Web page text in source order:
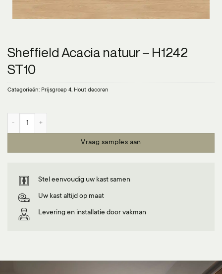
Sheffield Acacia natuur – H1242
ST10
Categorieën: Prijsgroep 4, Hout decoren
Sheffield Acacia natuur - H1242 ST10 aantal
Vraag samples aan
Stel eenvoudig uw kast samen
Uw kast altijd op maat
Levering en installatie door vakman